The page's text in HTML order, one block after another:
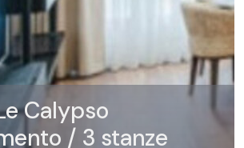
Calypso
/ 3 stanze